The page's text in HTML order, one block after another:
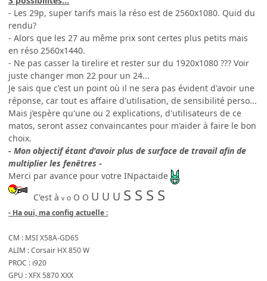
- Les 29p, super tarifs mais la réso est de 2560x1080. Quid du
rendu?
- Alors que les 27 au même prix sont certes plus petits mais
en réso 2560x1440.
- Ne pas casser la tirelire et rester sur du 1920x1080 ??? Voir
juste changer mon 22 pour un 24...
Je sais que c'est un point où il ne sera pas évident d'avoir une
réponse, car tout es affaire d'utilisation, de sensibilité perso...
Mais j’espère qu'une ou 2 explications, d'utilisateurs de ce
matos, seront assez convaincantes pour m'aider à faire le bon
choix.
- Mon objectif étant d'avoir plus de surface de travail afin de
multiplier les fenêtres -
Merci par avance pour votre INpactaide
C'est à v o O O U U U S S S S
- Ha oui, ma config actuelle :
CM : MSI X58A-GD65
ALIM : Corsair HX 850 W
PROC : i920
GPU : XFX 5870 XXX